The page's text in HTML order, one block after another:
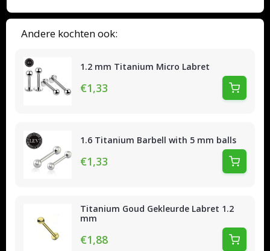
Andere kochten ook:
1.2 mm Titanium Micro Labret
€1,33
1.6 Titanium Barbell with 5 mm balls
€1,33
Titanium Goud Gekleurde Labret 1.2
mm
€1,88